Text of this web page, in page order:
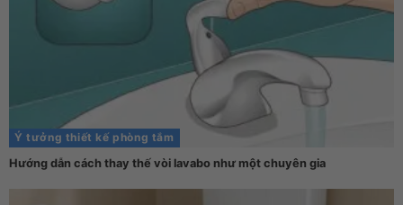
Ý tưởng thiết kế phòng tắm
Hướng dẫn cách thay thế vòi lavabo như một chuyên gia